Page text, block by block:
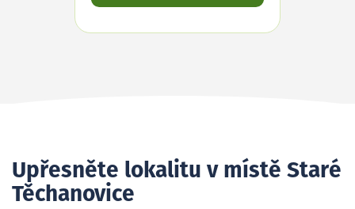
Upřesněte lokalitu v místě Staré
Těchanovice